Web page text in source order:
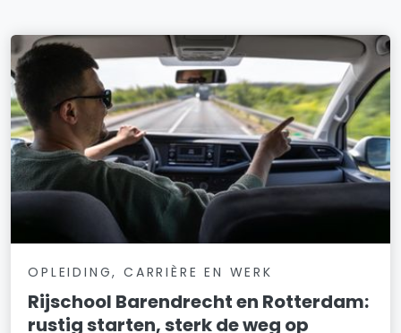
OPLEIDING, CARRIÈRE EN WERK
Rijschool Barendrecht en Rotterdam:
rustig starten, sterk de weg op